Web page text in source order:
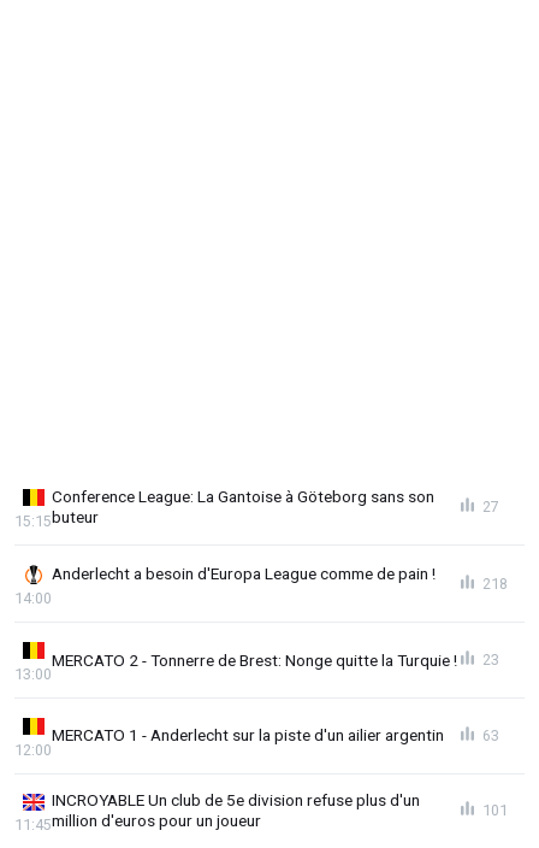
Conference League: La Gantoise à Göteborg sans son
buteur
15:15
27
Anderlecht a besoin d'Europa League comme de pain !
14:00
218
MERCATO 2 - Tonnerre de Brest: Nonge quitte la Turquie !
13:00
23
MERCATO 1 - Anderlecht sur la piste d'un ailier argentin
12:00
63
INCROYABLE Un club de 5e division refuse plus d'un
million d'euros pour un joueur
11:45
101